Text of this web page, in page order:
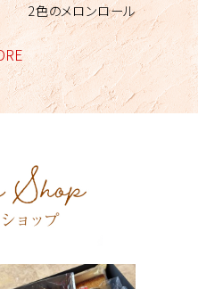
2色のメロンロール